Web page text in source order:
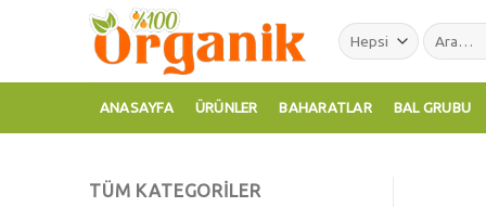
Ara:
ANASAYFA ÜRÜNLER BAHARATLAR BAL GRUBU
TÜM KATEGORILER